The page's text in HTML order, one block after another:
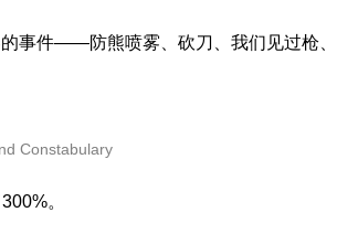
事件——防熊喷雾、砍刀、我们见过枪、
Constabulary
。